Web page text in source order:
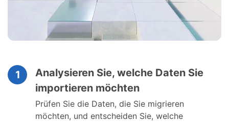
1
Analysieren Sie, welche Daten Sie
importieren möchten
Prüfen Sie die Daten, die Sie migrieren
möchten, und entscheiden Sie, welche